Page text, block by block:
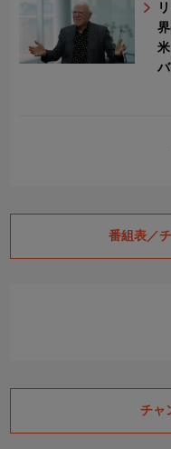
番組表／
チャ